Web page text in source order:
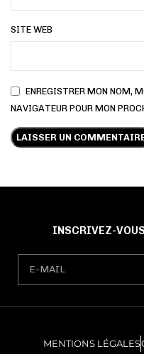
SITE WEB
ENREGISTRER MON NOM,
NAVIGATEUR POUR MON
INSCRIVEZ-
MENTIONS LÉGALES